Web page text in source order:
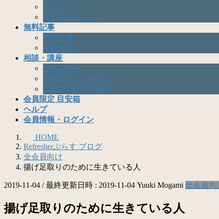
生き方
まだ見ぬ友人へ
無料記事
無料記事
推薦作品
相談・講座
開講中講座
対面相談のお申込み
電話相談のお申込み
会員限定 目安箱
ヘルプ
会員情報・ログイン
HOME
Refresherぷらす ブログ
全会員向け
揚げ足取りのために生きている人
2019-11-04 / 最終更新日時 : 2019-11-04 Yuuki Mogami 全会員向
揚げ足取りのために生きている人